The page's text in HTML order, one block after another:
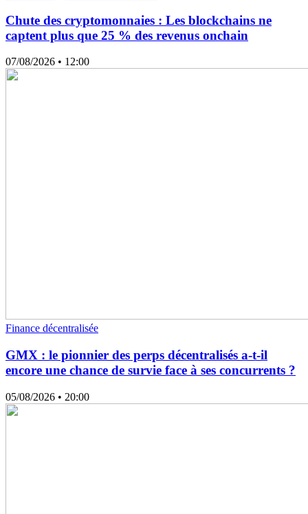
Chute des cryptomonnaies : Les blockchains ne
captent plus que 25 % des revenus onchain
07/08/2026 • 12:00
Finance décentralisée
GMX : le pionnier des perps décentralisés a-t-il
encore une chance de survie face à ses concurrents ?
05/08/2026 • 20:00